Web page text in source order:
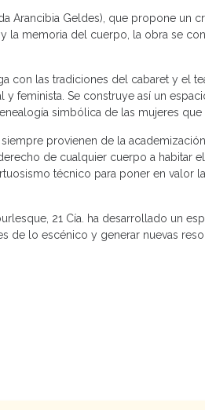
Arancibia Geldes), que propone un
la memoria del cuerpo, la obra se
con las tradiciones del cabaret y el
feminista. Se construye así un
simbólica de las mujeres que
provienen de la
de cualquier cuerpo a habitar
técnico para poner en valor
21 Cía. ha desarrollado un
lo escénico y generar nuevas